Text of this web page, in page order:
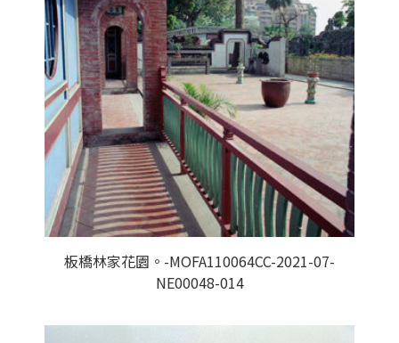
板橋林家花園。-MOFA110064CC-2021-07-
NE00048-014